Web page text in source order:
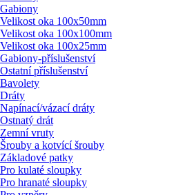
Gabiony
Velikost oka 100x50mm
Velikost oka 100x100mm
Velikost oka 100x25mm
Gabiony-příslušenství
Ostatní příslušenství
Bavolety
Dráty
Napínací/vázací dráty
Ostnatý drát
Zemní vruty
Šrouby a kotvící šrouby
Základové patky
Pro kulaté sloupky
Pro hranaté sloupky